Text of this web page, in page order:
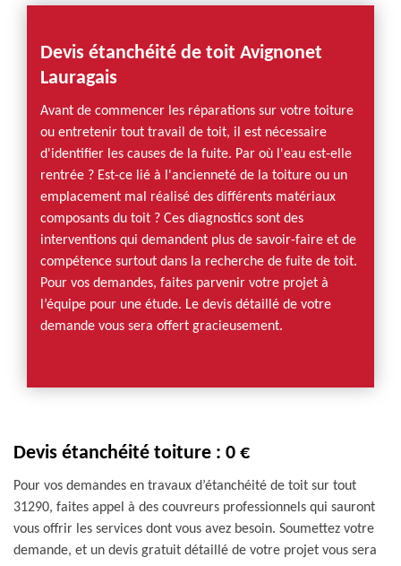
Devis étanchéité de toit Avignonet
Lauragais
Avant de commencer les réparations sur votre toiture
ou entretenir tout travail de toit, il est nécessaire
d'identifier les causes de la fuite. Par où l'eau est-elle
rentrée ? Est-ce lié à l'ancienneté de la toiture ou un
emplacement mal réalisé des différents matériaux
composants du toit ? Ces diagnostics sont des
interventions qui demandent plus de savoir-faire et de
compétence surtout dans la recherche de fuite de toit.
Pour vos demandes, faites parvenir votre projet à
l’équipe pour une étude. Le devis détaillé de votre
demande vous sera offert gracieusement.
Devis étanchéité toiture : 0 €
Pour vos demandes en travaux d’étanchéité de toit sur tout
31290, faites appel à des couvreurs professionnels qui sauront
vous offrir les services dont vous avez besoin. Soumettez votre
demande, et un devis gratuit détaillé de votre projet vous sera